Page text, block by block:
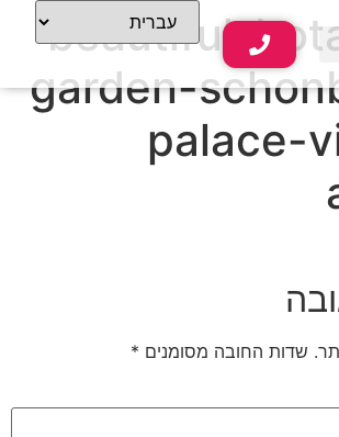
beautiful-
garden-
palace-
שדות החובה מסומנים *